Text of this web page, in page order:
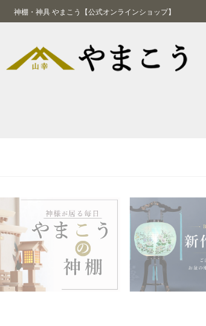
神棚・神具 やまこう【公式オンラインショップ】